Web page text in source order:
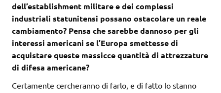
dell’establishment militare e dei complessi
industriali statunitensi possano ostacolare un reale
cambiamento? Pensa che sarebbe dannoso per gli
interessi americani se l’Europa smettesse di
acquistare queste massicce quantità di attrezzature
di difesa americane?
Certamente cercheranno di farlo, e di fatto lo stanno